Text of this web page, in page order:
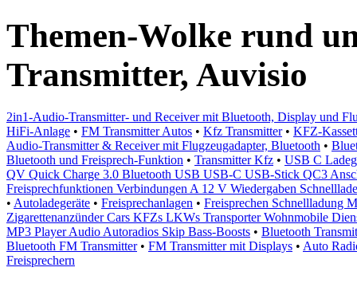
Themen-Wolke rund
Transmitter, Auvisio
2in1-Audio-Transmitter- und Receiver mit Bluetooth, Display und
HiFi-Anlage • FM Transmitter Autos • Kfz Transmitter• KFZ-
Audio-Transmitter & Receiver mit Flugzeugadapter, Bluetooth •
Bluetooth und Freisprech-Funktion • Transmitter Kfz • USB C
QV Quick Charge 3.0 Bluetooth USB USB-C USB-Stick QC3
Freisprechfunktionen Verbindungen A 12 V Wiedergaben
• Autoladegeräte • Freisprechanlagen • Freisprechen Schnellladung
Zigarettenanzünder Cars KFZs LKWs Transporter Wohnmobile
MP3 Player Audio Autoradios Skip Bass-Boosts • Bluetooth
Bluetooth FM Transmitter• FM Transmitter mit Displays • Auto
Freisprechern